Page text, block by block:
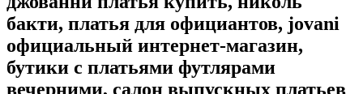
бакти, платья для официантов, jovani
официальный интернет-магазин,
бутики с платьями футлярами
вечерними, салон выпускных платьев